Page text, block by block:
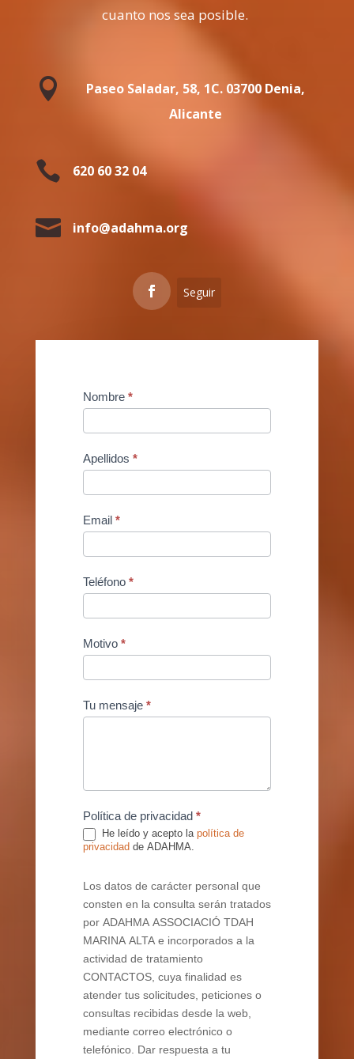
cuanto nos sea posible.

Paseo Saladar, 58, 1C. 03700 Denia,
Alicante
 620 60 32 04
 info@adahma.org
Seguir
Contact
Us
Nombre *
Apellidos *
Email *
Teléfono *
Motivo *
Tu mensaje *
Política de privacidad *
He leído y acepto la política de
privacidad de ADAHMA.
Los datos de carácter personal que
consten en la consulta serán tratados
por ADAHMA ASSOCIACIÓ TDAH
MARINA ALTA e incorporados a la
actividad de tratamiento
CONTACTOS, cuya finalidad es
atender tus solicitudes, peticiones o
consultas recibidas desde la web,
mediante correo electrónico o
telefónico. Dar respuesta a tu